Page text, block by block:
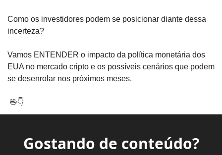
Como os investidores podem se posicionar diante dessa
incerteza?
Vamos ENTENDER o impacto da política monetária dos
EUA no mercado cripto e os possíveis cenários que podem
se desenrolar nos próximos meses.
🖖👇
Gostando de conteúdo?